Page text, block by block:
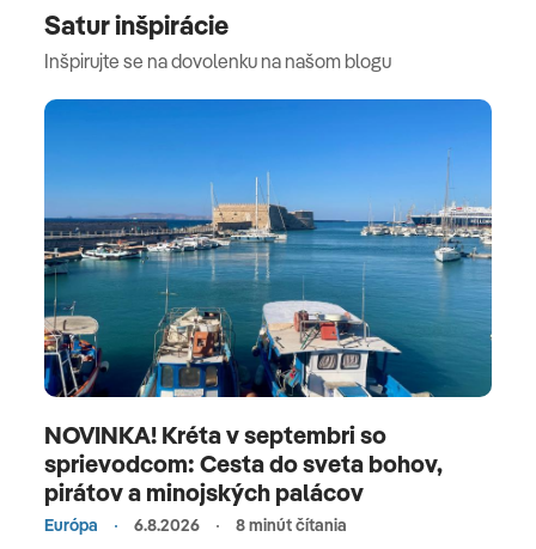
Satur inšpirácie
Inšpirujte se na dovolenku na našom blogu
NOVINKA! Kréta v septembri so
sprievodcom: Cesta do sveta bohov,
pirátov a minojských palácov
Európa 6.8.2026 8 minút čítania